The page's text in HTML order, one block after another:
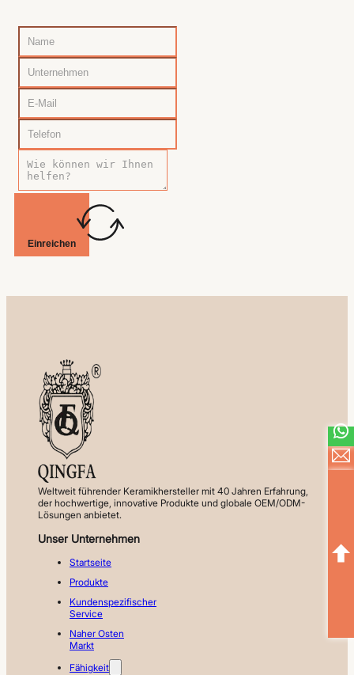
Einreichen
Weltweit führender Keramikhersteller mit 40 Jahren Erfahrung,
der hochwertige, innovative Produkte und globale OEM/ODM-
Lösungen anbietet.
Unser Unternehmen
Startseite
Produkte
Kundenspezifischer
Service
Naher Osten
Markt
Fähigkeit